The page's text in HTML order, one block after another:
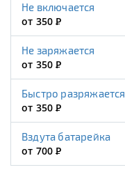
Не включается
от 350Р
Не заряжается
от 350Р
Быстро разряжается
от 350Р
Вздута батарейка
от 700Р